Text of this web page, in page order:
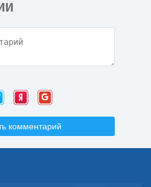
комментарий